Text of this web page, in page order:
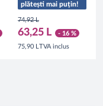
plătești mai puțin!
74,92 L
63,25 L - 16 %
75,90 LTVA inclus